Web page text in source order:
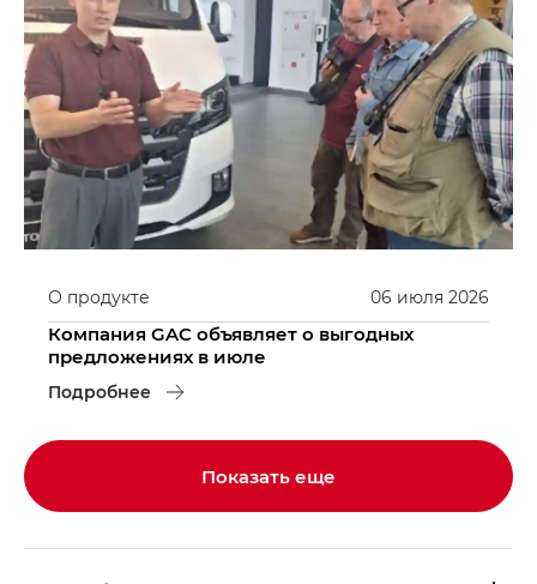
06 июля 2026
О продукте
Компания GAC объявляет о выгодных
предложениях в июле
Подробнее
Показать еще